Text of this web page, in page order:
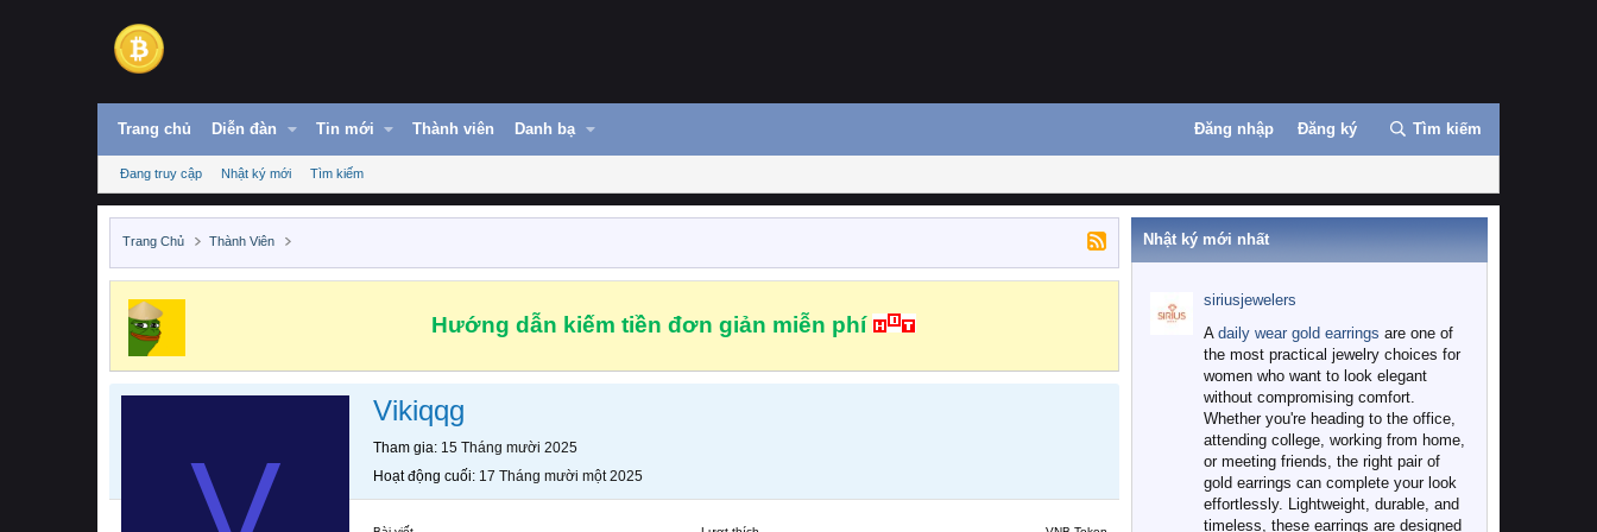
Trang chủ Diễn đàn Tin mới Thành viên Danh bạ Đăng nhập Đăng ký Tìm kiếm
Đang truy cập Nhật ký mới Tìm kiếm
Trang Chủ Thành Viên
Hướng dẫn kiếm tiền đơn giản miễn phí
Vikiqqg
Tham gia 15 Tháng mười 2025
Hoạt động cuối 17 Tháng mười một 2025
Nhật ký mới nhất
siriusjewelers
A daily wear gold earrings are one of
the most practical jewelry choices for
women who want to look elegant
without compromising comfort.
Whether you're heading to the office,
attending college, working from home,
or meeting friends, the right pair of
gold earrings can complete your look
effortlessly. Lightweight, durable, and
timeless, these earrings are designed